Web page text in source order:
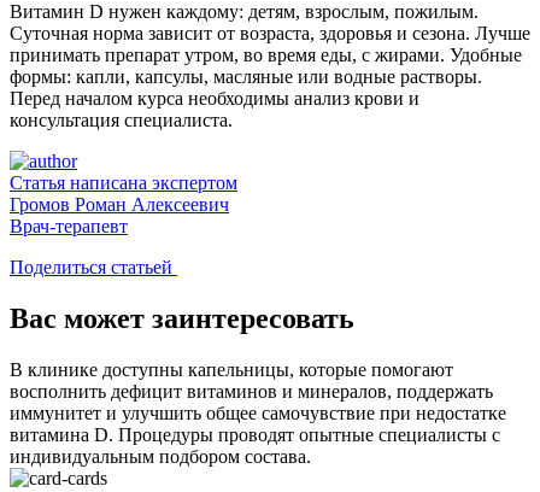
Витамин D нужен каждому: детям, взрослым, пожилым.
Суточная норма зависит от возраста, здоровья и сезона. Лучше
принимать препарат утром, во время еды, с жирами. Удобные
формы: капли, капсулы, масляные или водные растворы.
Перед началом курса необходимы анализ крови и
консультация специалиста.
Статья написана экспертом
Громов Роман Алексеевич
Врач-терапевт
Поделиться статьей
Вас может заинтересовать
В клинике доступны капельницы, которые помогают
восполнить дефицит витаминов и минералов, поддержать
иммунитет и улучшить общее самочувствие при недостатке
витамина D. Процедуры проводят опытные специалисты с
индивидуальным подбором состава.